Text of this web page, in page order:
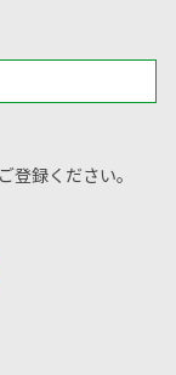
登録ください。